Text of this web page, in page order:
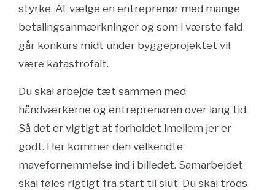
styrke. At vælge en entreprenør med mange
betalingsanmærkninger og som i værste fald
går konkurs midt under byggeprojektet vil
være katastrofalt.
Du skal arbejde tæt sammen med
håndværkerne og entreprenøren over lang tid.
Så det er vigtigt at forholdet imellem jer er
godt. Her kommer den velkendte
mavefornemmelse ind i billedet. Samarbejdet
skal føles rigtigt fra start til slut. Du skal trods